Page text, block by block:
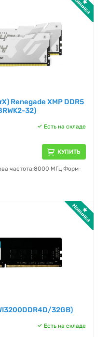
Renegade XMP DDR5
32)
Есть на складе
КУПИТЬ
частота:8000 МГц Форм-
32GB)
Есть на складе